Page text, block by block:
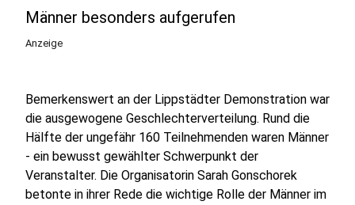
Männer besonders aufgerufen
Anzeige
Bemerkenswert an der Lippstädter Demonstration war
die ausgewogene Geschlechterverteilung. Rund die
Hälfte der ungefähr 160 Teilnehmenden waren Männer
- ein bewusst gewählter Schwerpunkt der
Veranstalter. Die Organisatorin Sarah Gonschorek
betonte in ihrer Rede die wichtige Rolle der Männer im